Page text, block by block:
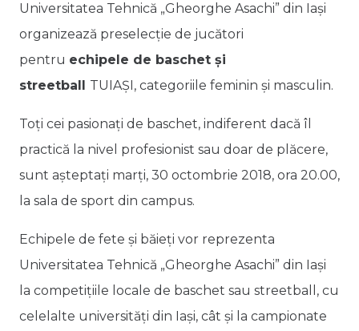
Universitatea Tehnică „Gheorghe Asachi” din Iaşi
organizează preselecţie de jucători
pentru echipele de baschet și
streetball TUIAȘI, categoriile feminin și masculin.
Toți cei pasionați de baschet, indiferent dacă îl
practică la nivel profesionist sau doar de plăcere,
sunt așteptați marți, 30 octombrie 2018, ora 20.00,
la sala de sport din campus.
Echipele de fete și băieți vor reprezenta
Universitatea Tehnică „Gheorghe Asachi” din Iaşi
la competițiile locale de baschet sau streetball, cu
celelalte universități din Iași, cât și la campionate